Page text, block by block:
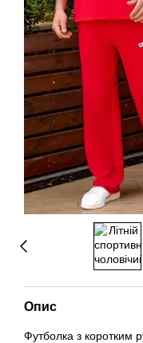
Опис
Футболка з коротким